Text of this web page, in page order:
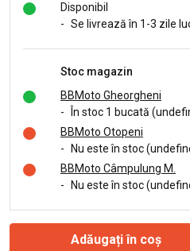
Disponibil
- Se livrează în 1-3 zile
Stoc magazin
BBMoto Gheorgheni
-
În stoc 1 bucată
BBMoto Otopeni
-
Nu este în stoc
BBMoto Câmpulung M.
-
Nu este în stoc
Adăugați în coș